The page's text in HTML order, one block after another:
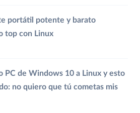
portátil potente y barato
top con Linux
PC de Windows 10 a Linux y esto
no quiero que tú cometas mis